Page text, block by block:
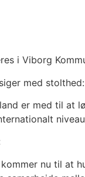
i Viborg
med stolthed:
er med til at
nu til at